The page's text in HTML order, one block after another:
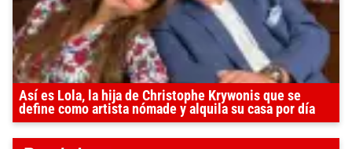
Así es Lola, la hija de Christophe Krywonis que se
define como artista nómade y alquila su casa por día